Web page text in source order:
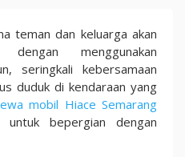
teman dan keluarga akan
dengan menggunakan
seringkali kebersamaan
duduk di kendaraan yang
mobil Hiace Semarang
untuk bepergian dengan